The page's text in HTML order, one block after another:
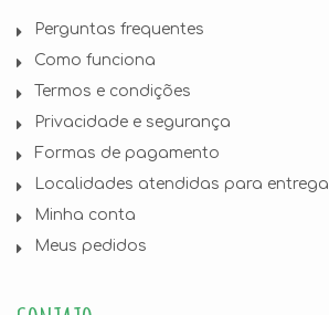
Perguntas frequentes
Como funciona
Termos e condições
Privacidade e segurança
Formas de pagamento
Localidades atendidas para entrega
Minha conta
Meus pedidos